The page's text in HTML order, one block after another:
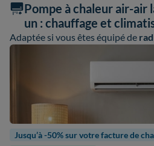
Pompe à chaleur air-air
un : chauffage et
Adaptée si vous êtes équipé de
Jusqu’à -50% sur votre facture de